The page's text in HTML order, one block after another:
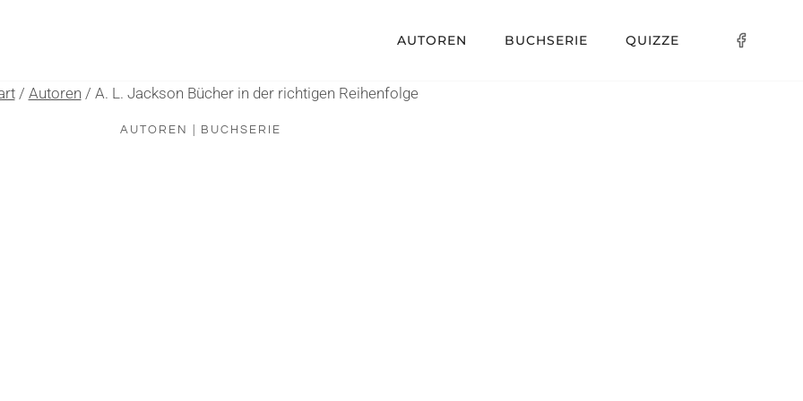
AUTOREN BUCHSERIE QUIZZE
/ Autoren / A. L. Jackson Bücher in der richtigen Reihenfolge
AUTOREN BUCHSERIE